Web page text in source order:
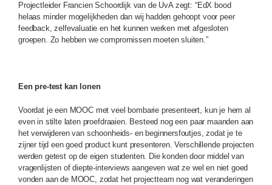
Projectleider Francien Schoordijk van de UvA zegt: “EdX bood
helaas minder mogelijkheden dan wij hadden gehoopt voor peer
feedback, zelfevaluatie en het kunnen werken met afgesloten
groepen. Zo hebben we compromissen moeten sluiten.”
Een pre-test kan lonen
Voordat je een MOOC met veel bombarie presenteert, kun je hem al
even in stilte laten proefdraaien. Besteed nog een paar maanden aan
het verwijderen van schoonheids- en beginnersfoutjes, zodat je te
zijner tijd een goed product kunt presenteren. Verschillende projecten
werden getest op de eigen studenten. Die konden door middel van
vragenlijsten of diepte-interviews aangeven wat ze wel en niet goed
vonden aan de MOOC, zodat het projectteam nog wat veranderingen